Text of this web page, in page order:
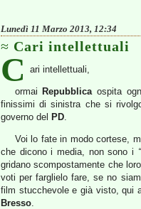
Lunedì 11 Marzo 2013, 12:34
Cari intellettuali
C ari intellettuali,
ormai Repubblicaospita
finissimi di sinistra che si
governo del PD.
Voi lo fate in modo cortese,
che dicono i media, non sono i
gridano scompostamente che
voti per farglielo fare, se no
film stucchevole e già visto, qui
Bresso.